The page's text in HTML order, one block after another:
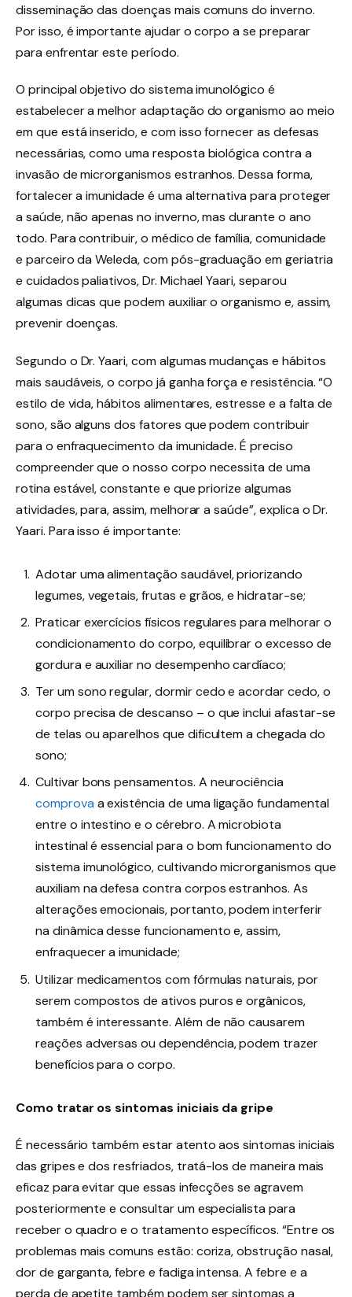
disseminação das doenças mais comuns do inverno.
Por isso, é importante ajudar o corpo a se preparar
para enfrentar este período.
O principal objetivo do sistema imunológico é
estabelecer a melhor adaptação do organismo ao meio
em que está inserido, e com isso fornecer as defesas
necessárias, como uma resposta biológica contra a
invasão de microrganismos estranhos. Dessa forma,
fortalecer a imunidade é uma alternativa para proteger
a saúde, não apenas no inverno, mas durante o ano
todo. Para contribuir, o médico de família, comunidade
e parceiro da Weleda, com pós-graduação em geriatria
e cuidados paliativos, Dr. Michael Yaari, separou
algumas dicas que podem auxiliar o organismo e, assim,
prevenir doenças.
Segundo o Dr. Yaari, com algumas mudanças e hábitos
mais saudáveis, o corpo já ganha força e resistência. “O
estilo de vida, hábitos alimentares, estresse e a falta de
sono, são alguns dos fatores que podem contribuir
para o enfraquecimento da imunidade. É preciso
compreender que o nosso corpo necessita de uma
rotina estável, constante e que priorize algumas
atividades, para, assim, melhorar a saúde”, explica o Dr.
Yaari. Para isso é importante:
Adotar uma alimentação saudável, priorizando
legumes, vegetais, frutas e grãos, e hidratar-se;
Praticar exercícios físicos regulares para melhorar o
condicionamento do corpo, equilibrar o excesso de
gordura e auxiliar no desempenho cardíaco;
Ter um sono regular, dormir cedo e acordar cedo, o
corpo precisa de descanso – o que inclui afastar-se
de telas ou aparelhos que dificultem a chegada do
sono;
Cultivar bons pensamentos. A neurociência
comprova a existência de uma ligação fundamental
entre o intestino e o cérebro. A microbiota
intestinal é essencial para o bom funcionamento do
sistema imunológico, cultivando microrganismos que
auxiliam na defesa contra corpos estranhos. As
alterações emocionais, portanto, podem interferir
na dinâmica desse funcionamento e, assim,
enfraquecer a imunidade;
Utilizar medicamentos com fórmulas naturais, por
serem compostos de ativos puros e orgânicos,
também é interessante. Além de não causarem
reações adversas ou dependência, podem trazer
benefícios para o corpo.
Como tratar os sintomas iniciais da gripe
É necessário também estar atento aos sintomas iniciais
das gripes e dos resfriados, tratá-los de maneira mais
eficaz para evitar que essas infecções se agravem
posteriormente e consultar um especialista para
receber o quadro e o tratamento específicos. “Entre os
problemas mais comuns estão: coriza, obstrução nasal,
dor de garganta, febre e fadiga intensa. A febre e a